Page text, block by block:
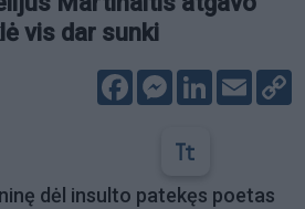
vis dar sunki
FacebookMessenger
LinkedIn
Email
dėl insulto patekęs poetas